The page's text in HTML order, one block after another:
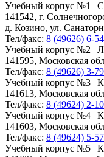
Учебный корпус №1 |
141542, г.
д. Козино, ул.
Тел/факс: 8 (49626) 6-
Учебный корпус №2 |
141595, Московская
Тел/факс: 8 (49626) 3-
Учебный корпус №3 |
141613, Московская
Тел/факс: 8 (49624) 2-
Учебный корпус №4 |
141603, Московская
Тел/факс: 8 (49624) 5-
Учебный корпус №5 |